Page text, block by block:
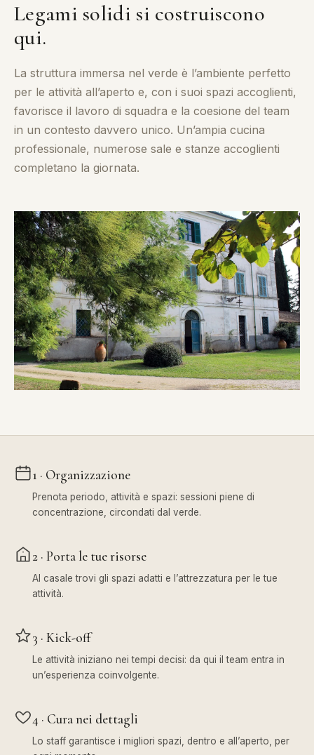
Legami solidi si costruiscono
qui.
La struttura immersa nel verde è l’ambiente perfetto
per le attività all’aperto e, con i suoi spazi accoglienti,
favorisce il lavoro di squadra e la coesione del team
in un contesto davvero unico. Un’ampia cucina
professionale, numerose sale e stanze accoglienti
completano la giornata.
1 · Organizzazione
Prenota periodo, attività e spazi: sessioni piene di
concentrazione, circondati dal verde.
2 · Porta le tue risorse
Al casale trovi gli spazi adatti e l’attrezzatura per le tue
attività.
3 · Kick-off
Le attività iniziano nei tempi decisi: da qui il team entra in
un’esperienza coinvolgente.
4 · Cura nei dettagli
Lo staff garantisce i migliori spazi, dentro e all’aperto, per